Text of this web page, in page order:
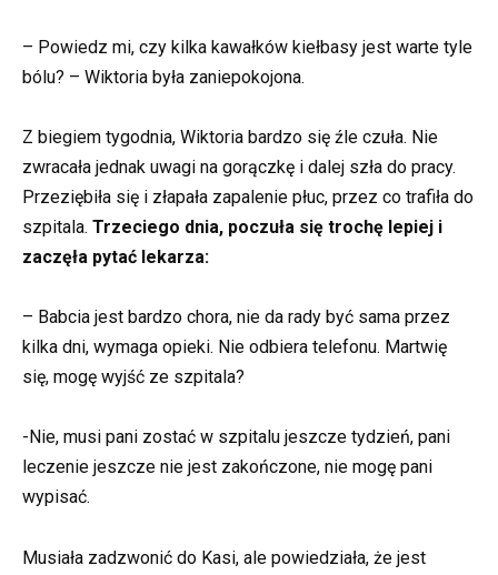
– Powiedz mi, czy kilka kawałków kiełbasy jest warte tyle
bólu? – Wiktoria była zaniepokojona.
Z biegiem tygodnia, Wiktoria bardzo się źle czuła. Nie
zwracała jednak uwagi na gorączkę i dalej szła do pracy.
Przeziębiła się i złapała zapalenie płuc, przez co trafiła do
szpitala. Trzeciego dnia, poczuła się trochę lepiej i
zaczęła pytać lekarza:
– Babcia jest bardzo chora, nie da rady być sama przez
kilka dni, wymaga opieki. Nie odbiera telefonu. Martwię
się, mogę wyjść ze szpitala?
-Nie, musi pani zostać w szpitalu jeszcze tydzień, pani
leczenie jeszcze nie jest zakończone, nie mogę pani
wypisać.
Musiała zadzwonić do Kasi, ale powiedziała, że jest